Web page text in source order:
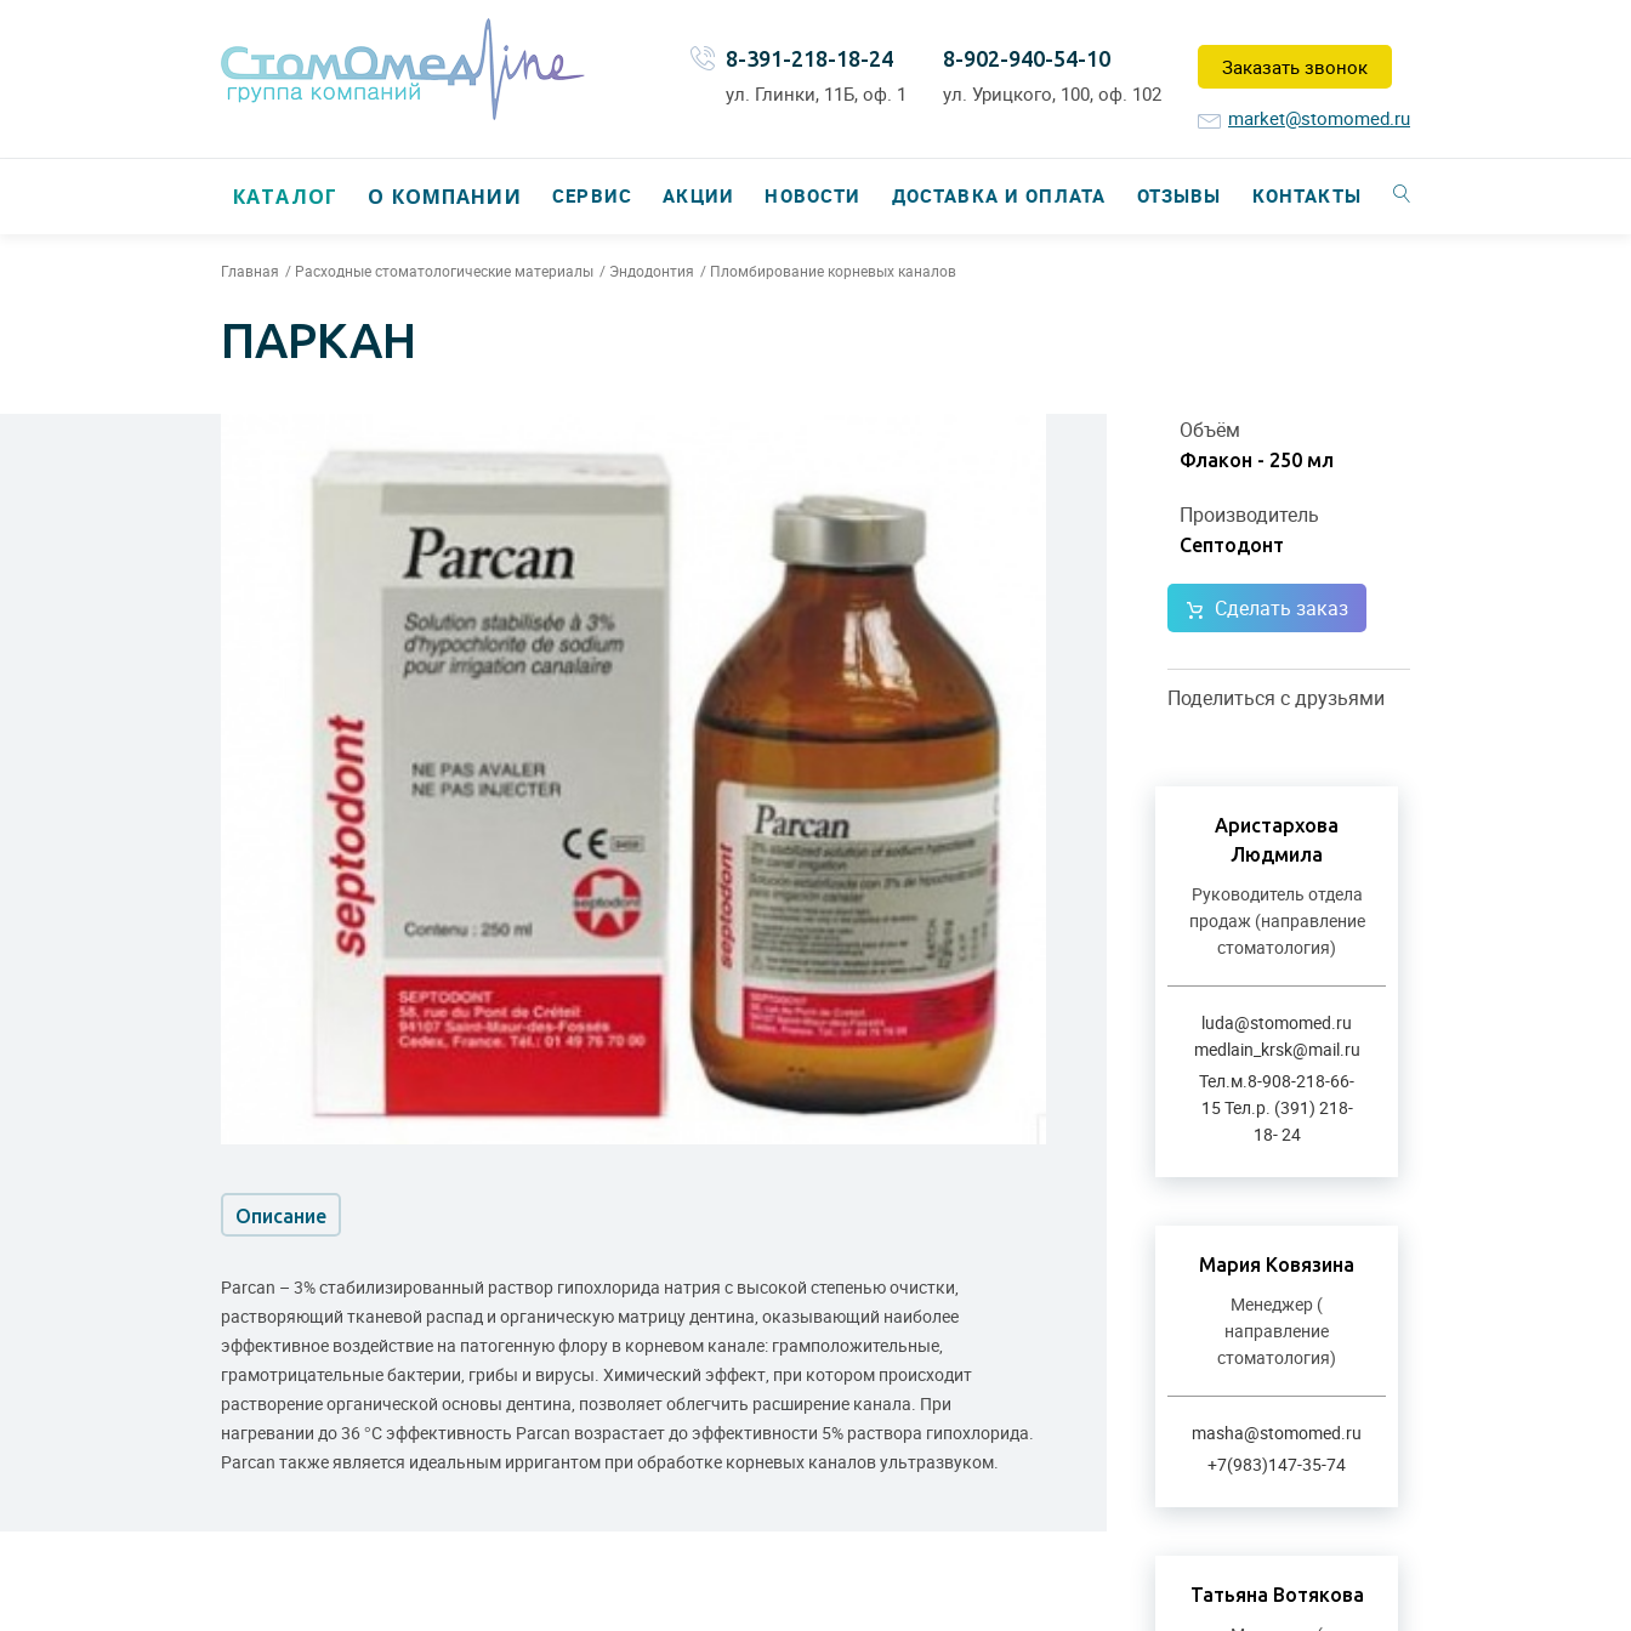
Заказать звонок
market@stomomed.ru
8-902-940-54-10
ул. Урицкого, 100, оф. 102
8-391-218-18-24
ул. Глинки, 11Б, оф. 1
КАТАЛОГ О КОМПАНИИ СЕРВИС АКЦИИ НОВОСТИ ДОСТАВКА И ОПЛАТА ОТЗЫВЫ КОНТАКТЫ
Главная Расходные стоматологические материалы Эндодонтия Пломбирование корневых каналов
ПАРКАН
Объём
Флакон - 250 мл
Производитель
Септодонт
Сделать заказ
Поделиться с друзьями
Аристархова
Людмила
Руководитель отдела
продаж (направление
стоматология)
luda@stomomed.ru
medlain_krsk@mail.ru
Тел.м.8-908-218-66-
15 Тел.р. (391) 218-
18- 24
Мария Ковязина
Менеджер (
направление
стоматология)
masha@stomomed.ru
+7(983)147-35-74
Татьяна Вотякова
Описание
Parcan – 3% стабилизированный раствор гипохлорида натрия с высокой степенью очистки,
растворяющий тканевой распад и органическую матрицу дентина, оказывающий наиболее
эффективное воздействие на патогенную флору в корневом канале: грамположительные,
грамотрицательные бактерии, грибы и вирусы. Химический эффект, при котором происходит
растворение органической основы дентина, позволяет облегчить расширение канала. При
нагревании до 36 °С эффективность Parcan возрастает до эффективности 5% раствора гипохлорида.
Parcan также является идеальным ирригантом при обработке корневых каналов ультразвуком.